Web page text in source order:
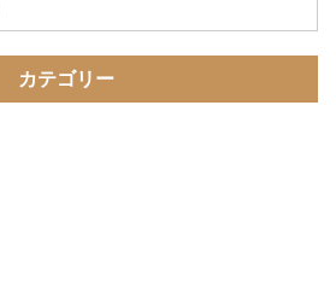
カテゴリー